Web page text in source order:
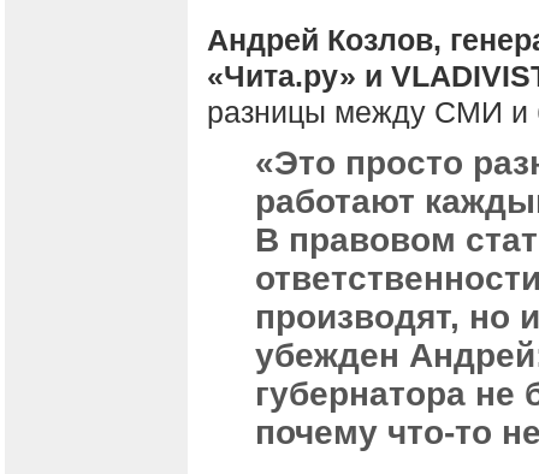
Андрей Козлов,
«Чита.ру» и
разницы между СМИ и
«Это просто
работают
В правовом
производят, но
убежден
губернатора не
почему что-то